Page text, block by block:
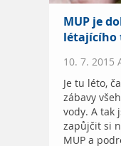
MUP je
létajícího
10. 7. 2015
Je tu léto,
zábavy
vody. A tak
zapůjčit si
MUP a